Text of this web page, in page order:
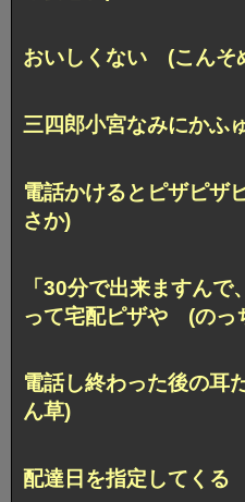
おいしくない (こんそ
三四郎小宮なみにか
電話かけるとピザピザ
さか)
「30分で出来ますんで
って宅配ピザや (のっ
電話し終わった後の
ん草)
配達日を指定してく